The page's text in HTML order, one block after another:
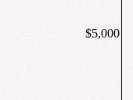
$5,000